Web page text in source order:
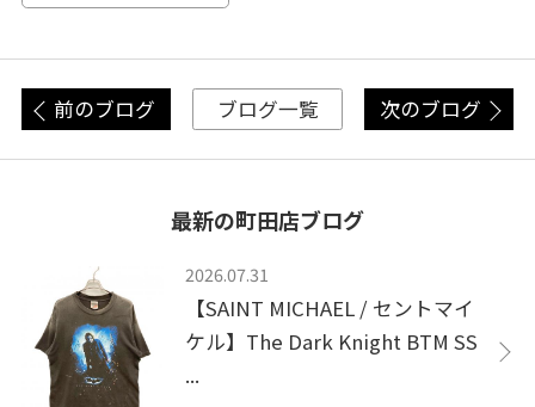
前のブログ ブログ一覧 次のブログ
最新の町田店ブログ
2026.07.31
【SAINT MICHAEL / セントマイ
ケル】The Dark Knight BTM SS
...